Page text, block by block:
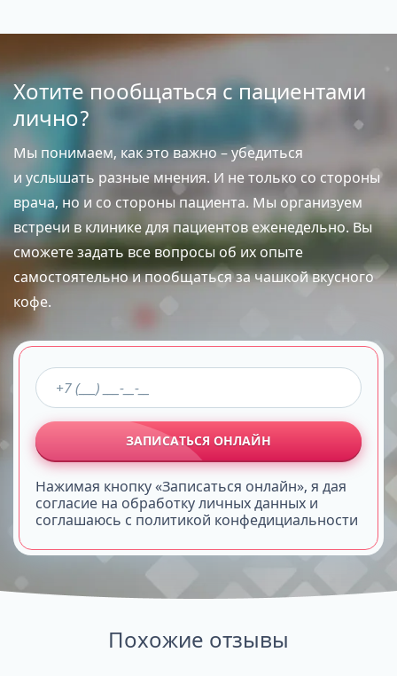
Хотите пообщаться с пациентами
лично?
Мы понимаем, как это важно – убедиться
и услышать разные мнения. И не только со стороны
врача, но и со стороны пациента. Мы организуем
встречи в клинике для пациентов еженедельно. Вы
сможете задать все вопросы об их опыте
самостоятельно и пообщаться за чашкой вкусного
кофе.
ЗАПИСАТЬСЯ ОНЛАЙН
Нажимая кнопку «Записаться онлайн», я дая
согласие на обработку личных данных и
соглашаюсь с политикой конфедициальности
Похожие отзывы